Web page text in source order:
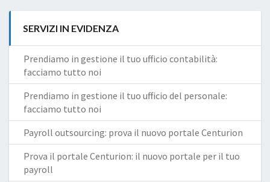
SERVIZI IN EVIDENZA
Prendiamo in gestione il tuo ufficio contabilità:
facciamo tutto noi
Prendiamo in gestione il tuo ufficio del personale:
facciamo tutto noi
Payroll outsourcing: prova il nuovo portale Centurion
Prova il portale Centurion: il nuovo portale per il tuo
payroll